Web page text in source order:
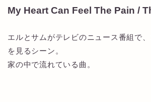
My Heart Can Feel The Pain /
エルとサムがテレビのニュース番組で
を見るシーン。
家の中で流れている曲。